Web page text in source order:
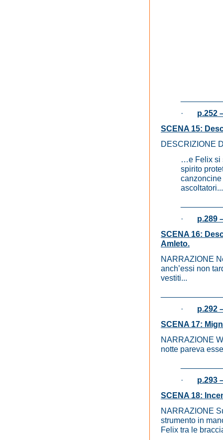
· p.252
SCENA 15:
DESCRIZIONE
…e Felix si
spirito
· p.289
SCENA 16:
Amleto.
NARRAZIONE
anch’essi non
vestiti...
· p.292
SCENA 17:
NARRAZIONE
notte pareva
· p.293
SCENA 18:
NARRAZIONE
strumento in
Felix tra le